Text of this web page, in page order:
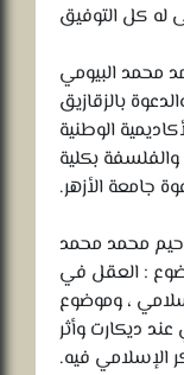
له كل التوفيق
محمد البيومي
بالزقازيق
الوطنية
بكلية
جامعة الأزهر.
محمد محمد
: العقل في
، وموضوع
ديكارت وأثر
الإسلامي فيه.